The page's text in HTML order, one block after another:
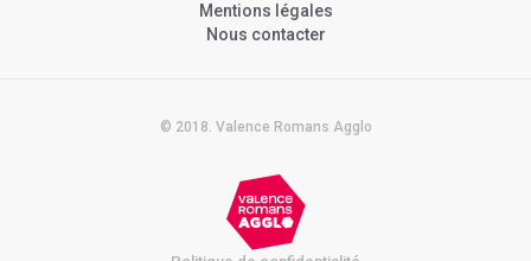
Mentions légales
Nous contacter
© 2018. Valence Romans Agglo